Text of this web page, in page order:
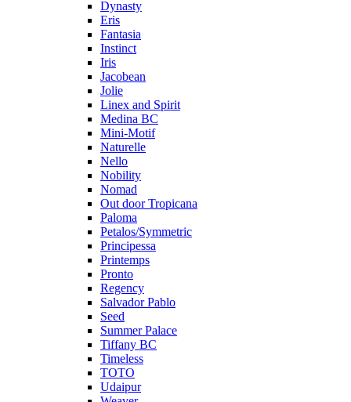
Dynasty
Eris
Fantasia
Instinct
Iris
Jacobean
Jolie
Linex and Spirit
Medina BC
Mini-Motif
Naturelle
Nello
Nobility
Nomad
Out door Tropicana
Paloma
Petalos/Symmetric
Principessa
Printemps
Pronto
Regency
Salvador Pablo
Seed
Summer Palace
Tiffany BC
Timeless
TOTO
Udaipur